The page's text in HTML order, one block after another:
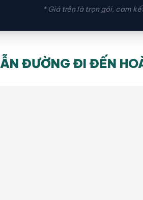
* Giá trên là trọn gói, cam
ĐƯỜNG ĐI ĐẾN